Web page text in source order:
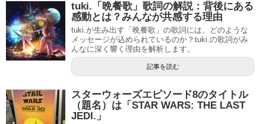
tuki.「晩餐歌」歌詞の解説：背後にある
感動とは？みんなが共感する理由
tuki.が生み出す「晩餐歌」の歌詞には、どのような
メッセージが込められているのか？tuki.の歌詞がみ
んなに深く響く理由を解析します。
記事を読む
スターウォーズエピソード8のタイトル
（題名）は「STAR WARS: THE LAST
JEDI.」